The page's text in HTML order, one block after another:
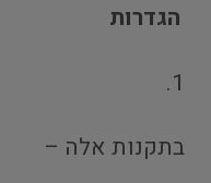
הגדרות
1.
בתקנות אלה –